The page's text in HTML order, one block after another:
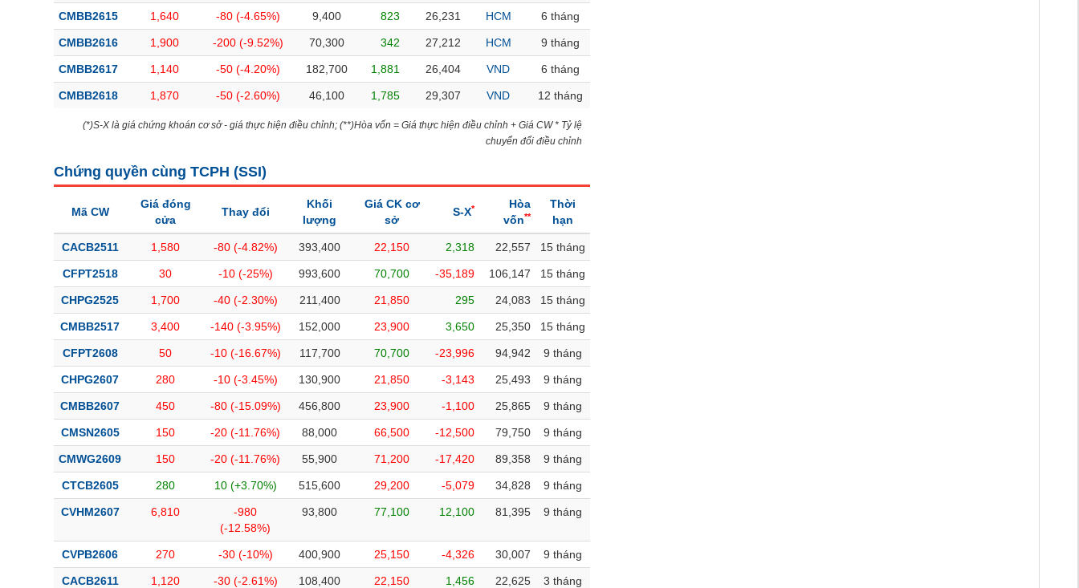
CMBB2615 1,640 -80 (-4.65%) 9,400 823 26,231 HCM 6 tháng
CMBB2616 1,900 -200 (-9.52%) 70,300 342 27,212 HCM 9 tháng
CMBB2617 1,140 -50 (-4.20%) 182,700 1,881 26,404 VND 6 tháng
CMBB2618 1,870 -50 (-2.60%) 46,100 1,785 29,307 VND 12 tháng
(*)S-X là giá chứng khoán cơ sở - giá thực hiện điều chỉnh; (**)Hòa vốn = Giá thực hiện điều chỉnh + Giá CW * Tỷ lệ
chuyển đổi điều chỉnh
Chứng quyền cùng TCPH (SSI)
Mã CW
Giá đóng
cửa
Thay đổi
Khối
lượng
Giá CK cơ
sở
S-X*
Hòa
vốn**
Thời
hạn
CACB2511 1,580 -80 (-4.82%) 393,400 22,150 2,318 22,557 15 tháng
CFPT2518 30 -10 (-25%) 993,600 70,700 -35,189 106,147 15 tháng
CHPG2525 1,700 -40 (-2.30%) 211,400 21,850 295 24,083 15 tháng
CMBB2517 3,400 -140 (-3.95%) 152,000 23,900 3,650 25,350 15 tháng
CFPT2608 50 -10 (-16.67%) 117,700 70,700 -23,996 94,942 9 tháng
CHPG2607 280 -10 (-3.45%) 130,900 21,850 -3,143 25,493 9 tháng
CMBB2607 450 -80 (-15.09%) 456,800 23,900 -1,100 25,865 9 tháng
CMSN2605 150 -20 (-11.76%) 88,000 66,500 -12,500 79,750 9 tháng
CMWG2609 150 -20 (-11.76%) 55,900 71,200 -17,420 89,358 9 tháng
CTCB2605 280 10 (+3.70%) 515,600 29,200 -5,079 34,828 9 tháng
CVHM2607 6,810
-980
(-12.58%)
93,800 77,100 12,100 81,395 9 tháng
CVPB2606 270 -30 (-10%) 400,900 25,150 -4,326 30,007 9 tháng
CACB2611 1,120 -30 (-2.61%) 108,400 22,150 1,456 22,625 3 tháng